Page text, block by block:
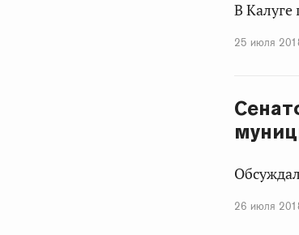
В
25 июля
26 июля